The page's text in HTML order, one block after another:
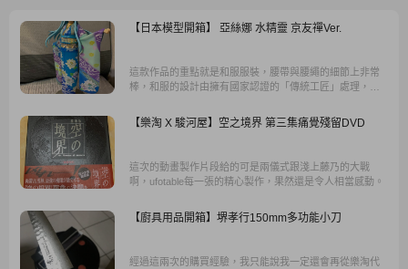
【日本模型開箱】 亞絲娜 水精靈 京友禪Ver.
這款作品的重點就是和服服裝，腰帶與腰繩的細節上非常
棒，和服的設計由擁有國家認證的「傳統工匠」處理，並
形象融入了京都的古典表達中。
【樂淘 X 駿河屋】空之境界 第三集痛覺殘留DVD
這次的動畫製作片段給的可是兩儀式跟淺上藤乃的大戰
啊，ufotable每一張的精心製作，果然還是令人相當感動。
【廚具用品開箱】堺孝行150mm多功能小刀
經過這兩次的購買經驗，我只能說我一定還會再從樂淘代